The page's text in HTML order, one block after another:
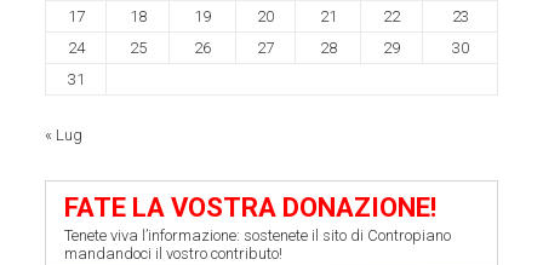
17
18 19 20 21 22
23
24
25 26 27 28 29
30
31
« Lug
FATE LA VOSTRA DONAZIONE!
Tenete viva l’informazione: sostenete il sito di Contropiano
mandandoci il vostro contributo!